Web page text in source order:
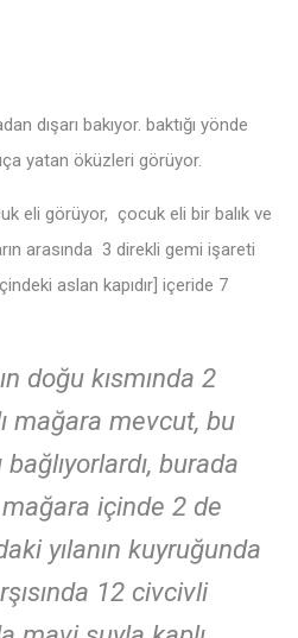
dışarı bakıyor. baktığı yönde
yatan öküzleri görüyor.
eli görüyor, çocuk eli bir balık ve
arasında 3 direkli gemi işareti
aslan kapıdır] içeride 7
doğu kısmında 2
mağara mevcut, bu
burada
içinde 2 de
yılanın kuyruğunda
12 civcivli